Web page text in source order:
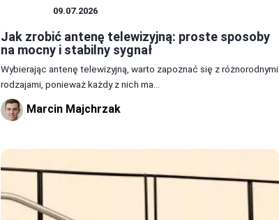
09.07.2026
Jak zrobić antenę telewizyjną: proste sposoby
na mocny i stabilny sygnał
Wybierając antenę telewizyjną, warto zapoznać się z różnorodnymi
rodzajami, ponieważ każdy z nich ma...
Marcin Majchrzak